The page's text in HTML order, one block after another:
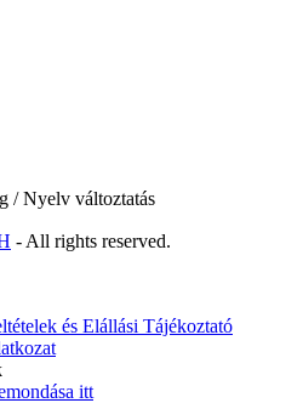
/ Nyelv változtatás
- All rights reserved.
és Elállási Tájékoztató
itt